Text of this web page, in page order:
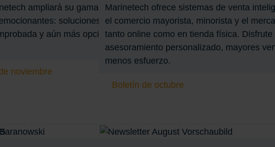
ampliará su gama con nuevos
soluciones innovadoras,
y aún más opciones para sus
noviembre
Marinetech ofrece sistemas de venta
el comercio mayorista, minorista y el
tanto online como en tienda física. Disfrute
asesoramiento personalizado, mayores
menos esfuerzo.
Boletín de octubre